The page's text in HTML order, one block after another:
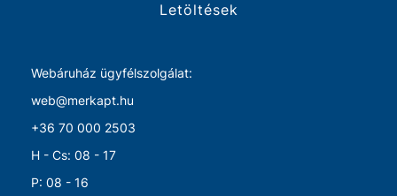
Letöltések
Webáruház ügyfélszolgálat:
web@merkapt.hu
+36 70 000 2503
H - Cs: 08 - 17
P: 08 - 16